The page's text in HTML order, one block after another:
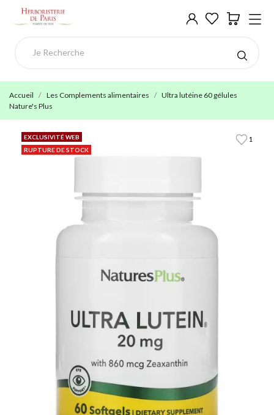
Accueil Les Complements alimentaires
Ultra lutéine 60 gélules
Nature's Plus
1
EXCLUSIVITÉ WEB
RUPTURE DE STOCK